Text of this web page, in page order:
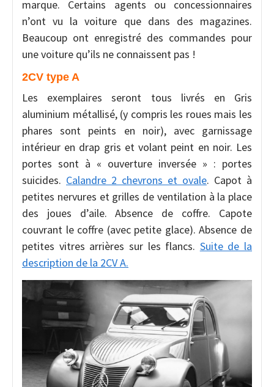
marque. Certains agents ou concessionnaires
n’ont vu la voiture que dans des magazines.
Beaucoup ont enregistré des commandes pour
une voiture qu’ils ne connaissent pas !
2CV type A
Les exemplaires seront tous livrés en Gris
aluminium métallisé, (y compris les roues mais les
phares sont peints en noir), avec garnissage
intérieur en drap gris et volant peint en noir. Les
portes sont à « ouverture inversée » : portes
suicides. Calandre 2 chevrons et ovale. Capot à
petites nervures et grilles de ventilation à la place
des joues d’aile. Absence de coffre. Capote
couvrant le coffre (avec petite glace). Absence de
petites vitres arrières sur les flancs. Suite de la
description de la 2CV A.